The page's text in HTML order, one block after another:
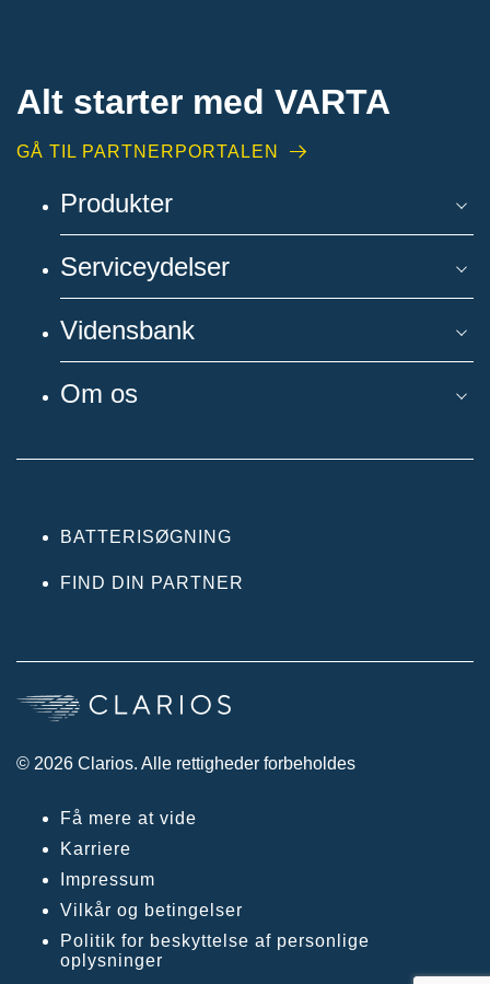
Alt starter med VARTA​
GÅ TIL PARTNERPORTALEN
Produkter
Serviceydelser
Vidensbank
Om os
BATTERISØGNING
FIND DIN PARTNER
© 2026 Clarios. Alle rettigheder forbeholdes
Få mere at vide
Karriere
Impressum
Vilkår og betingelser
Politik for beskyttelse af personlige
oplysninger